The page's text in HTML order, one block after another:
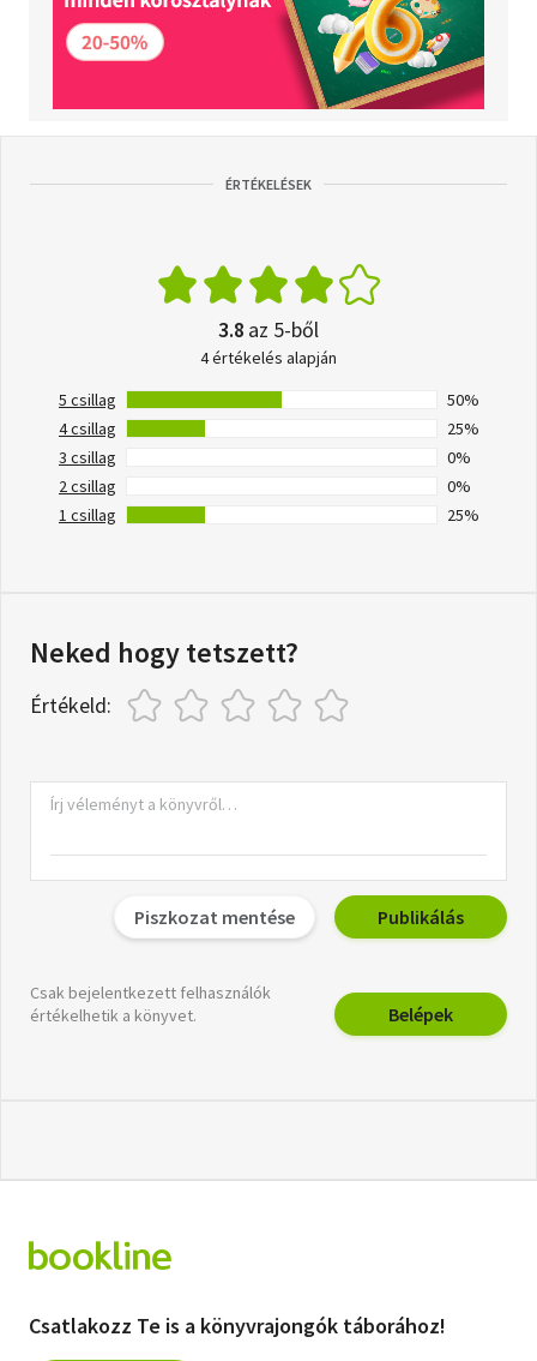
ÉRTÉKELÉSEK
3.8 az 5-ből
4 értékelés alapján
5 csillag
50%
4 csillag
25%
3 csillag
0%
2 csillag
0%
1 csillag
25%
Neked hogy tetszett?
Értékeld:
Piszkozat mentése Publikálás
Csak bejelentkezett felhasználók
értékelhetik a könyvet.
Belépek
Csatlakozz Te is a könyvrajongók táborához!